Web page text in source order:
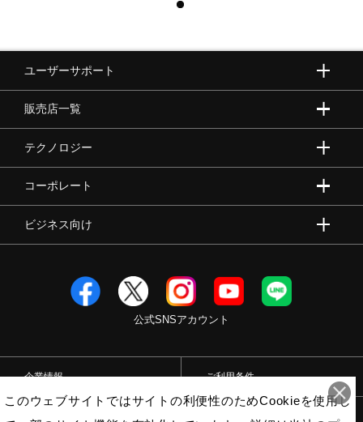
ユーザーサポート
販売店一覧
テクノロジー
コーポレート
ビジネス向け
公式SNSアカウント
企業情報 ご利用条件
このウェブサイトではサイトの利便性のためCookieを使用し